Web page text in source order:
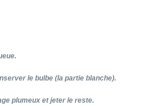
le bulbe (la partie blanche).
plumeux et jeter le reste.